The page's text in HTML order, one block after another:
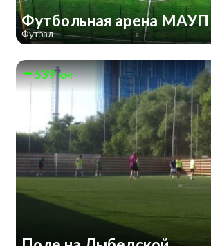
Футбольная арена МАУП
Футзал
539 км